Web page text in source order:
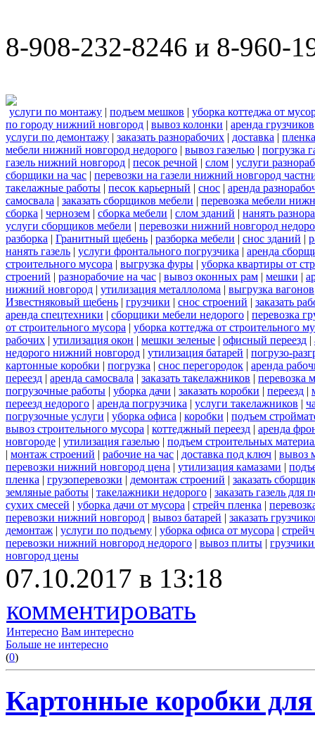
8-908-232-8246 и 8-960-
услуги по монтажу | подъем мешков | уборка коттеджа от
по городу нижний новгород | вывоз колонки | аренда грузчиков
услуги по демонтажу | заказать разнорабочих | доставка | пленка
мебели нижний новгород недорого | вывоз газелью | погрузка
газель нижний новгород | песок речной | слом | услуги
сборщики на час | перевозки на газели нижний новгород
такелажные работы | песок карьерный | снос | аренда
самосвала | заказать сборщиков мебели | перевозка мебели
сборка | чернозем | сборка мебели | слом зданий | нанять
услуги сборщиков мебели | перевозки нижний новгород
разборка | Гранитный щебень | разборка мебели | снос зданий |
нанять газель | услуги фронтального погрузчика | аренда
строительного мусора | выгрузка фуры | уборка квартиры от
строений | разнорабочие на час | вывоз оконных рам | мешки |
нижний новгород | утилизация металлолома | выгрузка вагонов
Известняковый щебень | грузчики | снос строений | заказать
аренда спецтехники | сборщики мебели недорого | перевозка
от строительного мусора | уборка коттеджа от строительного
рабочих | утилизация окон | мешки зеленые | офисный переезд |
недорого нижний новгород | утилизация батарей | погрузо-
картонные коробки | погрузка | снос перегородок | аренда
переезд | аренда самосвала | заказать такелажников | перевозка
погрузочные работы | уборка дачи | заказать коробки | переезд |
переезд недорого | аренда погрузчика | услуги такелажников |
погрузочные услуги | уборка офиса | коробки | подъем
вывоз строительного мусора | коттеджный переезд | аренда
новгороде | утилизация газелью | подъем строительных
| монтаж строений | рабочие на час | доставка под ключ | вывоз
перевозки нижний новгород цена | утилизация камазами |
пленка | грузоперевозки | демонтаж строений | заказать
земляные работы | такелажники недорого | заказать газель
сухих смесей | уборка дачи от мусора | стрейч пленка |
перевозки нижний новгород | вывоз батарей | заказать
демонтаж | услуги по подъему | уборка офиса от мусора |
перевозки нижний новгород недорого | вывоз плиты |
новгород цены
07.10.2017 в 13:18
комментировать
Интересно Вам интересно
Больше не интересно
(0)
Картонные коробки для